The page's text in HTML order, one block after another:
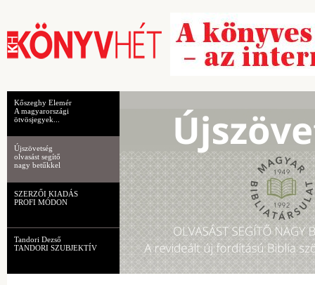
Kőszeghy Elemér
A magyarországi
ötvösjegyek...
Újszövetség
olvasást segítő
nagy betűkkel
SZERZŐI KIADÁS
PROFI MÓDON
Tandori Dezső
TANDORI SZUBJEKTÍV